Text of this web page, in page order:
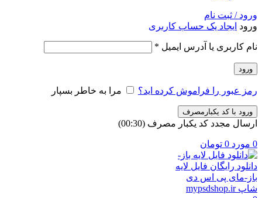
ورود / ثبت نام
ورود ایجاد یک حساب کاربری
نام کاربری یا آدرس ایمیل *
ورود
رمز عبور را فراموش کرده اید؟ مرا به خاطر بسپار
ورود با کد یکبارمصرف
ارسال مجدد کد یکبار مصرف (00:
30
)
0 مورد 0 تومان